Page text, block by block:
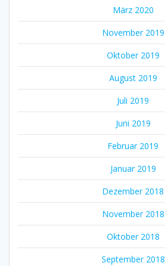
März 2020
November 2019
Oktober 2019
August 2019
Juli 2019
Juni 2019
Februar 2019
Januar 2019
Dezember 2018
November 2018
Oktober 2018
September 2018